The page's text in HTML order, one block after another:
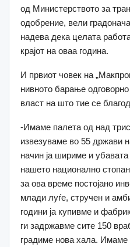
од Министерството за
одобрение, вели
надева дека целата
крајот на оваа година.
И првиот човек на
нивното барање
власт на што тие се
-Имаме палета од над
извезуваме во 55 држави
начин ја шириме и
нашето национално
за ова време постојано
млади луѓе, стручен и
години ја купивме и
ги задржавме сите 150
градиме нова хала. Имаме